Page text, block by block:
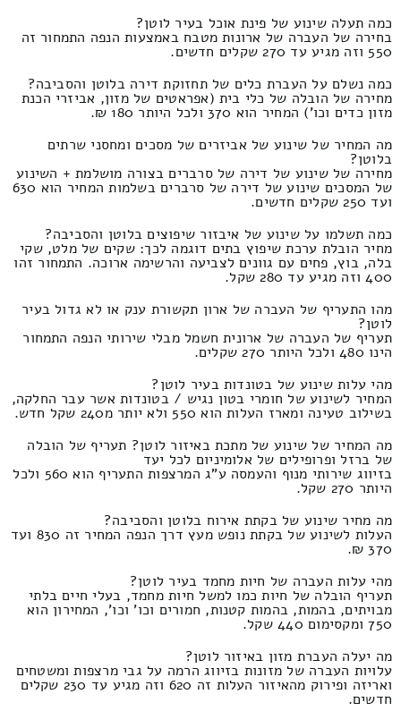
כמה תעלה שינוע של פינת אוכל בעיר לוטן?
בחירה של העברה של ארונות מטבח באמצעות הנפה התמחור זה
550 וזה מגיע עד 270 שקלים חדשים.
כמה נשלם על העברת כלים של תחזוקת דירה בלוטן והסביבה?
מחירה של הובלה של כלי בית (אפראטים של מזון, אביזרי הכנת
מזון כדים וכו') המחיר הוא 370 ולכל היותר 180 ₪.
מה המחיר של שינוע של אביזרים של מסכים ומחסני שרתים
בלוטן?
מחירה של שינוע של דירה של סרברים בצורה מושלמת + השינוע
של המסכים שינוע של דירה של סרברים בשלמות המחיר הוא 630
ועד 250 שקלים חדשים.
כמה תשלמו על שינוע של איבזור שיפוצים בלוטן והסביבה?
מחיר הובלת ערכת שיפוץ בתים דוגמה לכך: שקים של מלט, שקי
בלה, בוץ, פחים עם גוונים לצביעה והרשימה ארוכה. התמחור זהו
400 וזה מגיע עד 280 שקל.
מהו התעריף של העברה של ארון תקשורת ענק או לא גדול בעיר
לוטן?
תעריף של העברה של ארונית חשמל מבלי שירותי הנפה התמחור
הינו 480 ולכל היותר 270 שקלים.
מהי עלות שינוע של בטונדות בעיר לוטן?
המחיר לשינוע של חומרי בטון נגיש / בטונדות אשר עבר החלקה,
בשילוב טעינה ומארז העלות הוא 550 ולא יותר מ240 שקל חדש.
מה המחיר של שינוע של מתכת באיזור לוטן? תעריף של הובלה
של ברזל ופרופילים של אלומיניום לכל יעד
בזיווג שירותי מנוף והעמסה ע"ג המרצפות התעריף הוא 560 ולכל
היותר 270 שקל.
מה מחיר שינוע של בקתת אירוח בלוטן והסביבה?
העלות לשינוע של בקתת נופש מעץ דרך הנפה המחיר זה 830 ועד
370 ₪.
מהי עלות העברה של חיות מחמד בעיר לוטן?
תעריף הובלה של חיות כמו למשל חיות מחמד, בעלי חיים בלתי
מבויתים, בהמות, בהמות קטנות, חמורים וכו' וכו', המחירון הוא
750 ומקסימום 440 שקל.
מה יעלה העברת מזון באיזור לוטן?
עלויות העברה של מזונות בזיווג הרמה על גבי מרצפות ומשטחים
ואריזה ופירוק מהאיזור העלות זה 620 וזה מגיע עד 230 שקלים
חדשים.